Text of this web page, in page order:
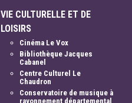
VIE CULTURELLE ET DE
LOISIRS
Cinéma Le Vox
Bibliothèque Jacques
Cabanel
Centre Culturel Le
Chaudron
Conservatoire de musique à
rayonnement départemental